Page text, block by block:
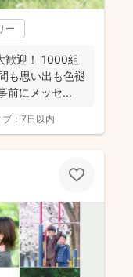
ー
歓迎！ 1000組
も思い出も色褪
前にメッセ...
： 7日以内